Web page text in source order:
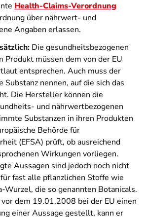
Health-Claims-Verordnung
über nährwert- und
Angaben erlassen.
Die gesundheitsbezogenen
Produkt müssen dem von der EU
entsprechen. Auch muss der
nennen, auf die sich das
Die Hersteller können die
und nährwertbezogenen
Substanzen in ihren Produkten
Behörde für
(EFSA) prüft, ob ausreichend
Wirkungen vorliegen.
Aussagen sind jedoch noch nicht
fast alle pflanzlichen Stoffe wie
Wurzel, die so genannten Botanicals.
dem 19.01.2008 bei der EU einen
einer Aussage gestellt, kann er